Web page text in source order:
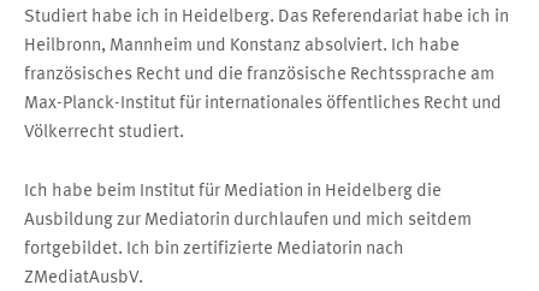
Studiert habe ich in Heidelberg. Das Referendariat habe ich in
Heilbronn, Mannheim und Konstanz absolviert. Ich habe
französisches Recht und die französische Rechtssprache am
Max-Planck-Institut für internationales öffentliches Recht und
Völkerrecht studiert.
Ich habe beim Institut für Mediation in Heidelberg die
Ausbildung zur Mediatorin durchlaufen und mich seitdem
fortgebildet. Ich bin zertifizierte Mediatorin nach
ZMediatAusbV.